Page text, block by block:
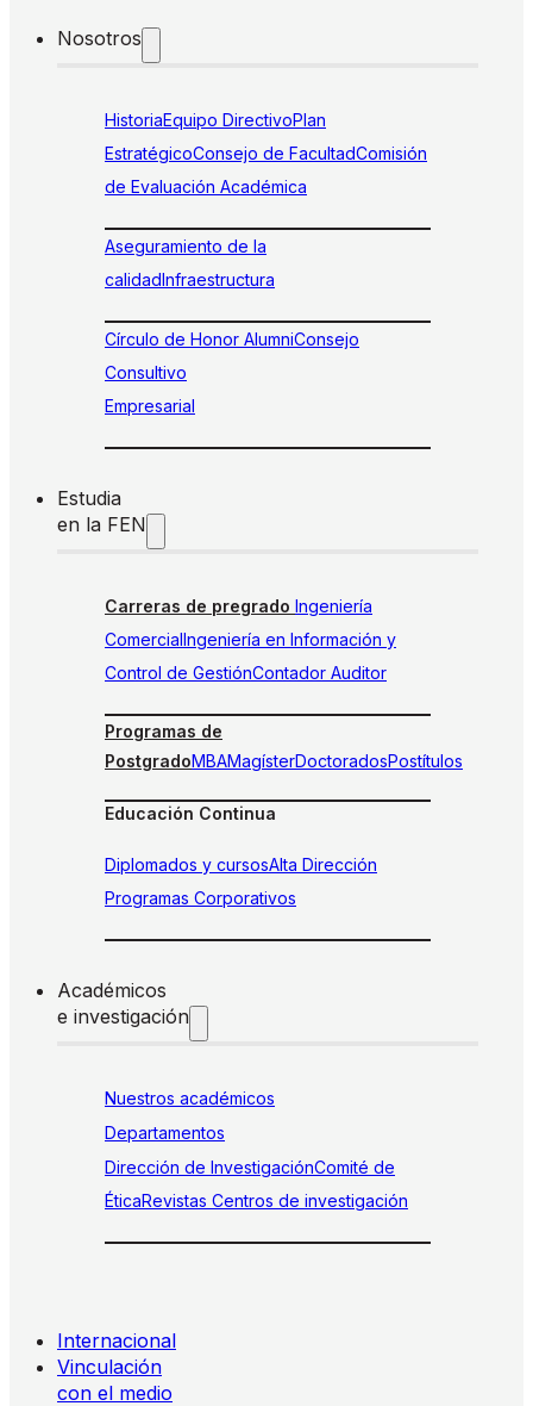
Nosotros
HistoriaEquipo DirectivoPlan
EstratégicoConsejo de FacultadComisión
de Evaluación Académica
Aseguramiento de la
calidadInfraestructura
Círculo de Honor AlumniConsejo
Consultivo
Empresarial
Estudia
en la FEN
Carreras de pregrado Ingeniería
ComercialIngeniería en Información y
Control de GestiónContador Auditor
Programas de
PostgradoMBAMagísterDoctoradosPostítulos
Educación Continua
Diplomados y cursosAlta Dirección
Programas Corporativos
Académicos
e investigación
Nuestros académicos
Departamentos
Dirección de InvestigaciónComité de
ÉticaRevistas Centros de investigación
Internacional
Vinculación
con el medio